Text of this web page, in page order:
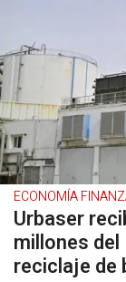
ECONOMÍA
Urbaser
millones del
reciclaje de